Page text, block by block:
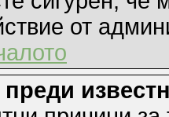
от
преди